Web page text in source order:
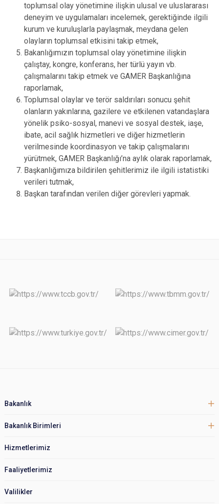
toplumsal olay yönetimine ilişkin ulusal ve uluslararası
deneyim ve uygulamaları incelemek, gerektiğinde ilgili
kurum ve kuruluşlarla paylaşmak, meydana gelen
olayların toplumsal etkisini takip etmek,
Bakanlığımızın toplumsal olay yönetimine ilişkin
çalıştay, kongre, konferans, her türlü yayın vb.
çalışmalarını takip etmek ve GAMER Başkanlığına
raporlamak,
Toplumsal olaylar ve terör saldırıları sonucu şehit
olanların yakınlarına, gazilere ve etkilenen vatandaşlara
yönelik psiko-sosyal, manevi ve sosyal destek, iaşe,
ibate, acil sağlık hizmetleri ve diğer hizmetlerin
verilmesinde koordinasyon ve takip çalışmalarını
yürütmek, GAMER Başkanlığı’na aylık olarak raporlamak,
Başkanlığımıza bildirilen şehitlerimiz ile ilgili istatistiki
verileri tutmak,
Başkan tarafından verilen diğer görevleri yapmak.
Bakanlık
Bakanlık Birimleri
Hizmetlerimiz
Faaliyetlerimiz
Valilikler